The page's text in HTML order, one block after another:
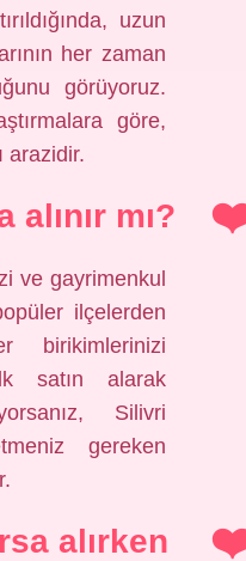
uzun
her zaman
görüyoruz.
göre,
arazidir.
mı?
ve gayrimenkul
ilçelerden
birikimlerinizi
satın alarak
Silivri
gereken
alırken